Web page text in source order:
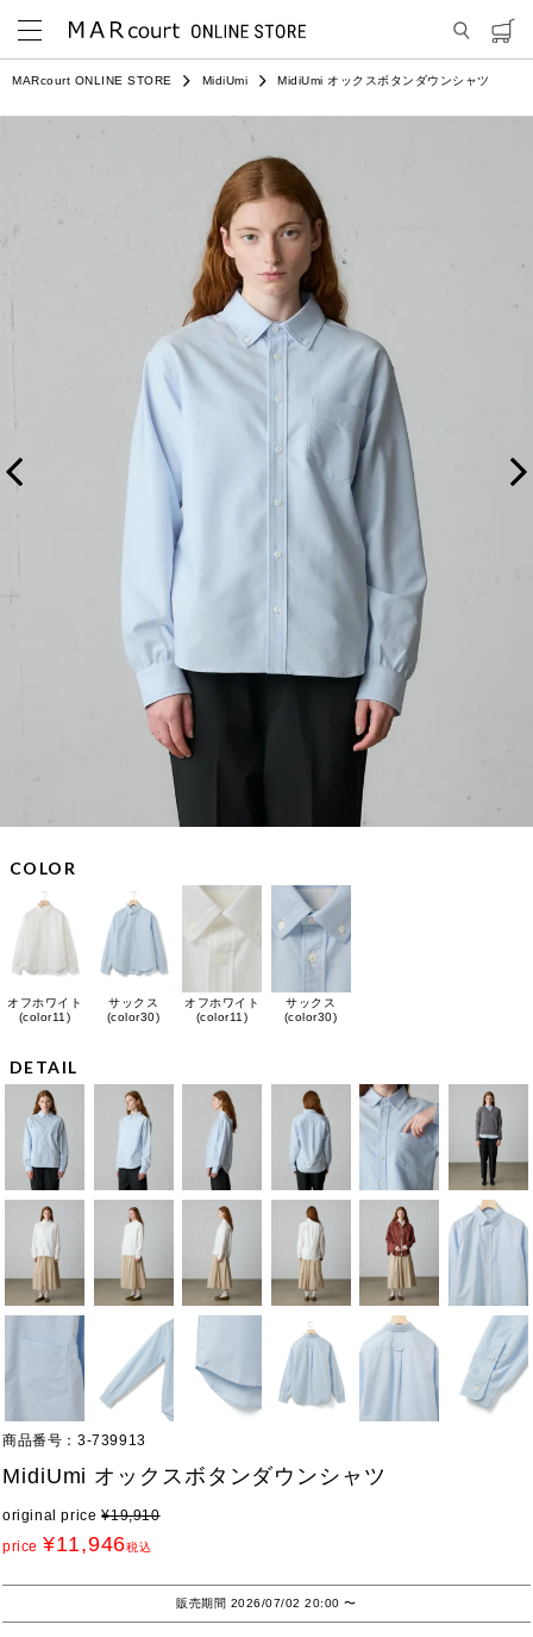
MARcourt ONLINE STORE MidiUmi MidiUmi オックスボタンダウンシャツ
COLOR
オフホワイト
(color11)
サックス
(color30)
オフホワイト
(color11)
サックス
(color30)
DETAIL
商品番号 3-739913
MidiUmi オックスボタンダウンシャツ
original price ¥19,910
price ¥11,946税込
販売期間 2026/07/02 20:00〜